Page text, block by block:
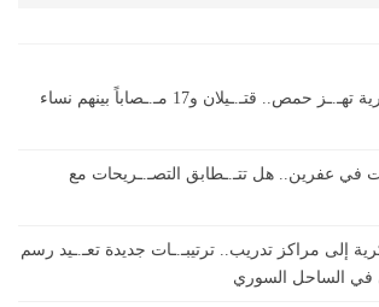
اشـ.ـتباكات عشائرية تهـ.ـز حمص.. قتـ.ـيلان و17 مـ.ـصاباً بينهم نساء
في عفرين.. هل تتـ.ـطابق التصـ.ـريحات مع
إلى مراكز تدريب.. ترتيبـ.ـات جديدة تعـ.ـيد رسم
في الساحل السوري